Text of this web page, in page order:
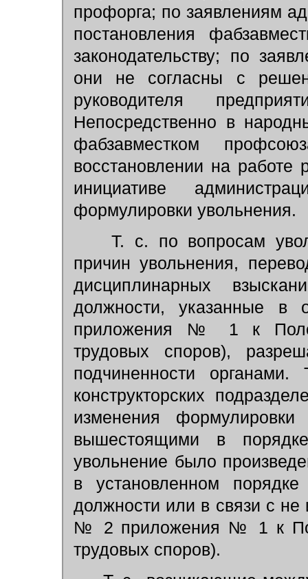
профорга; по заявлениям
постановления
законодательству; по
они не согласны с
руководителя
Непосредственно в
фабзавместком
восстановлении на
инициативе
формулировки увольнения.
Т. с. по вопросам
причин увольнения,
дисциплинарных
должности, указанные
приложения № 1 к
трудовых споров),
подчиненности
конструкторских
изменения
вышестоящими в
увольнение было
в установленном
должности или в связи с
№ 2 приложения № 1 к
трудовых споров).